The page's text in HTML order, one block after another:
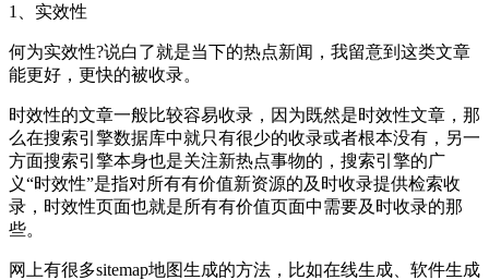
1、实效性
何为实效性?说白了就是当下的热点新闻，我留意到这类文章
能更好，更快的被收录。
时效性的文章一般比较容易收录，因为既然是时效性文章，那
么在搜索引擎数据库中就只有很少的收录或者根本没有，另一
方面搜索引擎本身也是关注新热点事物的，搜索引擎的广
义“时效性”是指对所有有价值新资源的及时收录提供检索收
录，时效性页面也就是所有有价值页面中需要及时收录的那
些。
网上有很多sitemap地图生成的方法，比如在线生成、软件生成